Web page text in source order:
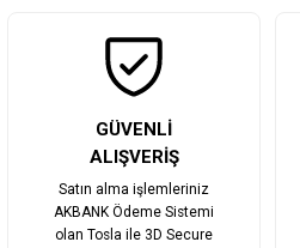
GÜVENLİ
ALIŞVERİŞ
Satın alma işlemleriniz
AKBANK Ödeme Sistemi
olan Tosla ile 3D Secure